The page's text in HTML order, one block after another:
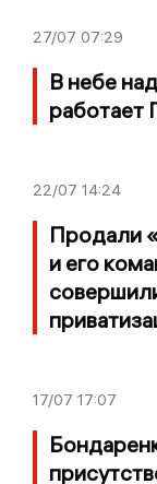
27/07 07:29
В небе
работает
22/07 14:24
Продали
и его
17/07 17:07